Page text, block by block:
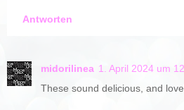
Antworten
midorilinea 1. April 2024 um
These sound delicious, and